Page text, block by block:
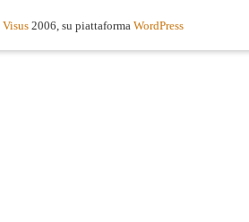
Visus 2006, su piattaforma WordPress